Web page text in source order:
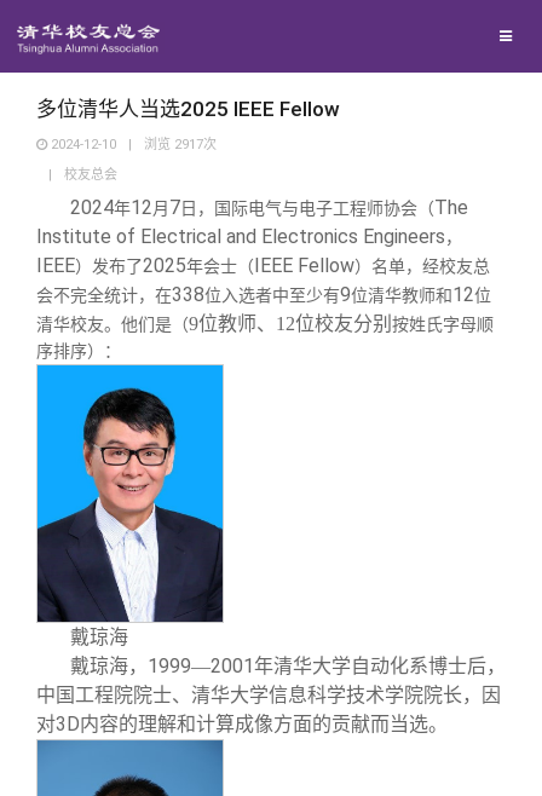
地区联络
专业委员会
回馈母校
捐赠纪事
《水木清华》
清华人物
校友文苑
校友讲坛
校友视界
校友服务
三创大赛
实用信息
会长致辞
总会章程
理事会名单
多位清华人当选2025 IEEE Fellow
2024-12-10 | 浏览 2917次
|
校友总会
2024年12月 7 日，国际电气与电子工程师协会（The
Institute of Electrical and Electronics Engineers ，
IEEE）发布了2025年会士（IEEE Fellow）名单，经校友总
会不完全统计，在338位入选者中至少有9位清华教师和 12位
清华校友。他们是（9位教师、 12位校友分别 按姓氏字母顺
序排序）：
戴琼海
戴琼海， 1999—2001年清华大学自动化系博士后，
中国工程院院士、清华大学信息科学技术学院院长，因
对3D内容的理解和计算成像方面的贡献而当选。